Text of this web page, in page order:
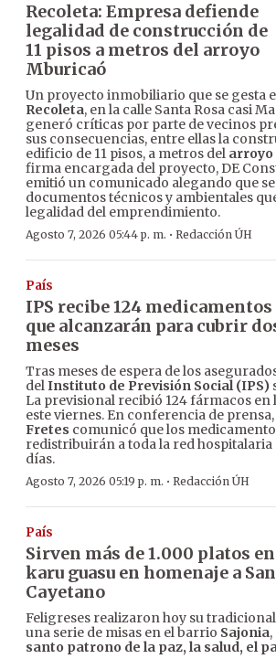
Recoleta: Empresa defiende
legalidad de construcción de
11 pisos a metros del arroyo
Mburicaó
Un proyecto inmobiliario que se gesta
Recoleta, en la calle Santa Rosa casi
generó críticas por parte de vecinos
sus consecuencias, entre ellas la
edificio de 11 pisos, a metros del arroyo
firma encargada del proyecto, DE
emitió un comunicado alegando que
documentos técnicos y ambientales
legalidad del emprendimiento.
Agosto 7, 2026 05:44 p. m. · Redacción ÚH
País
IPS recibe 124 medicamentos
que alcanzarán para cubrir
meses
Tras meses de espera de los
delInstituto de Previsión Social (IPS)
La previsional recibió 124 fármacos en
este viernes. En conferencia de prensa,
Fretes comunicó que los
redistribuirán a toda la red
días.
Agosto 7, 2026 05:19 p. m. · Redacción ÚH
País
Sirven más de 1.000 platos en
karu guasu en homenaje a San
Cayetano
Feligreses realizaron hoy su
una serie de misas en el barrio Sajonia
santo patrono de la paz, la salud, el